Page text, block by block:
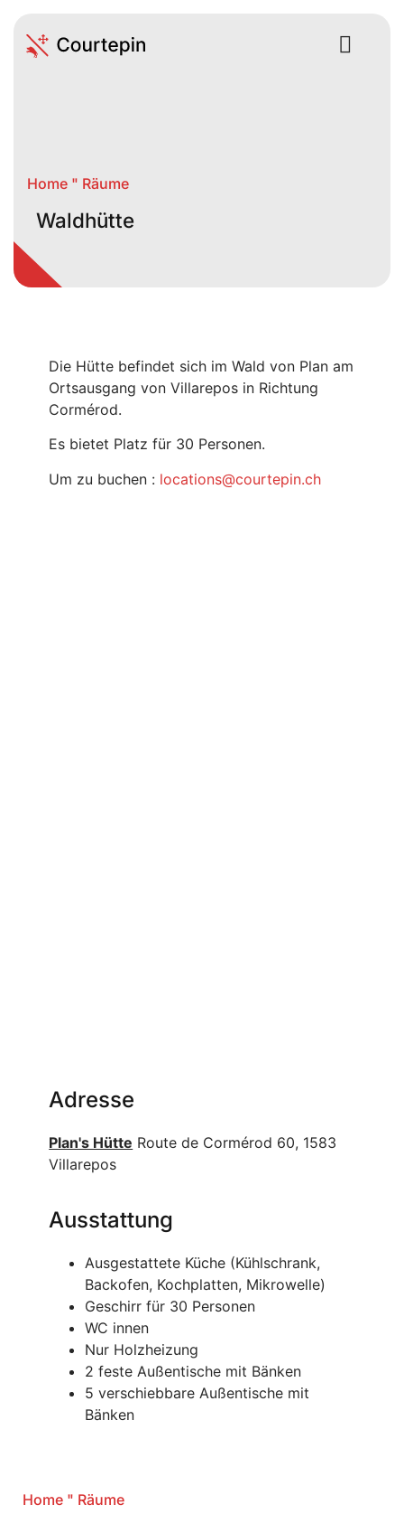
Home " Räume
Waldhütte
Die Hütte befindet sich im Wald von Plan am
Ortsausgang von Villarepos in Richtung
Cormérod.
Es bietet Platz für 30 Personen.
Um zu buchen : locations@courtepin.ch
Adresse
Plan's Hütte Route de Cormérod 60, 1583
Villarepos
Ausstattung
Ausgestattete Küche (Kühlschrank,
Backofen, Kochplatten, Mikrowelle)
Geschirr für 30 Personen
WC innen
Nur Holzheizung
2 feste Außentische mit Bänken
5 verschiebbare Außentische mit
Bänken
Home " Räume